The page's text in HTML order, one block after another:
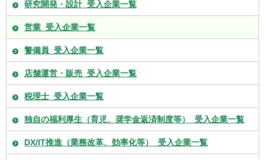
研究開発・設計_受入企業一覧
営業_受入企業一覧
警備員_受入企業一覧
店舗運営・販売_受入企業一覧
税理士_受入企業一覧
独自の福利厚生（育児、奨学金返済制度等）_受入企業一覧
DX/IT推進（業務改革、効率化等）_受入企業一覧